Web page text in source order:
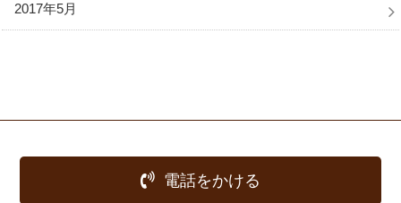
2017年5月
電話をかける